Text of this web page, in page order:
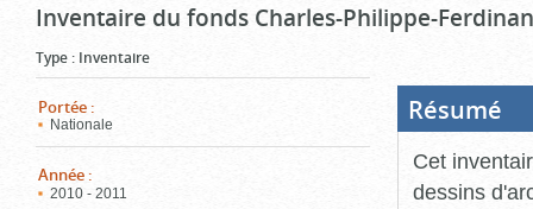
Inventaire du fonds Charles-Philippe-
Type : Inventaire
Portée :
Nationale
Année :
2010 - 2011
Résumé
Cet
dessins